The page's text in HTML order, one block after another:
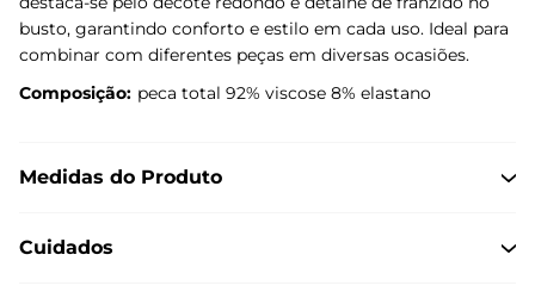
busto, garantindo conforto e estilo em cada uso. Ideal para
combinar com diferentes peças em diversas ocasiões.
Composição: peca total 92% viscose 8% elastano
Medidas do Produto
Cuidados